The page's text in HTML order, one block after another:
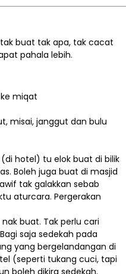
buat tak apa, tak cacat
pahala lebih.
miqat
misai, janggut dan bulu
hotel) tu elok buat di bilik
Boleh juga buat di masjid
tak galakkan sebab
aturcara. Pergerakan
buat. Tak perlu cari
saja sedekah pada
yang bergelandangan di
(seperti tukang cuci, tapi
boleh dikira sedekah.